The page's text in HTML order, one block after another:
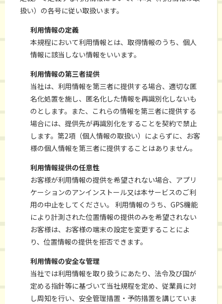
扱い）の各号に従い取扱います。
利用情報の定義
本規程において利用情報とは、取得情報のうち、個人
情報に該当しない情報をいいます。
利用情報の第三者提供
当社は、利用情報を第三者に提供する場合、適切な匿
名化処置を施し、匿名化した情報を再識別化しないも
のとします。また、これらの情報を第三者に提供する
場合には、提供先が再識別化をすることを契約で禁止
します。第2項（個人情報の取扱い）によらずに、お客
様の個人情報を第三者に提供することはありません。
利用情報提供の任意性
お客様が利用情報の提供を希望されない場合、アプリ
ケーションのアンインストール又は本サービスのご利
用の中止をしてください。 利用情報のうち、GPS機能
により計測された位置情報の提供のみを希望されない
お客様は、お客様の端末の設定を変更することによ
り、位置情報の提供を拒否できます。
利用情報の安全な管理
当社では利用情報を取り扱うにあたり、法令及び国が
定める指針等に基づいて当社規程を定め、従業員に対
し周知を行い、安全管理措置・予防措置を講じていま